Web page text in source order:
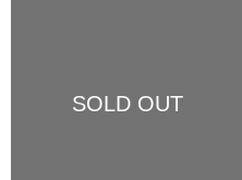
SOLD OUT